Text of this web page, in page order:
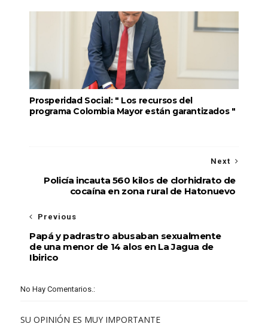
Prosperidad Social: " Los recursos del
programa Colombia Mayor están garantizados "
Next
Policía incauta 560 kilos de clorhidrato de
cocaína en zona rural de Hatonuevo
Previous
Papá y padrastro abusaban sexualmente
de una menor de 14 alos en La Jagua de
Ibirico
No Hay Comentarios.:
SU OPINIÓN ES MUY IMPORTANTE